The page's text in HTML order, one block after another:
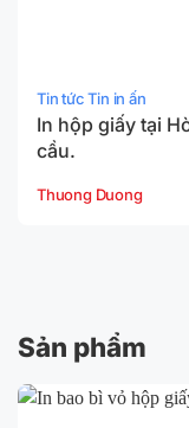
Tin tức Tin in ấn
In hộp giấy tại
cầu.
Thuong Duong
Sản phẩm